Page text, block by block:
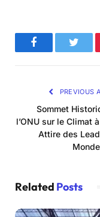
Facebook
PREVIOUS
Sommet
l’ONU sur le Climat
Attire des
Related Posts